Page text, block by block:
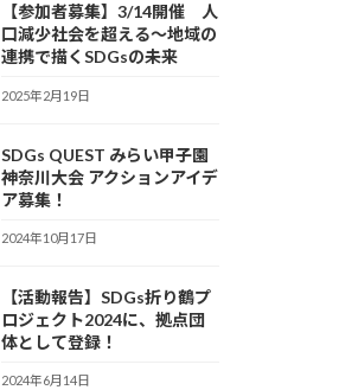
【参加者募集】3/14開催 人
口減少社会を超える～地域の
連携で描くSDGsの未来
2025年2月19日
SDGs QUEST みらい甲子園
神奈川大会 アクションアイデ
ア募集！
2024年10月17日
【活動報告】SDGs折り鶴プ
ロジェクト2024に、拠点団
体として登録！
2024年6月14日